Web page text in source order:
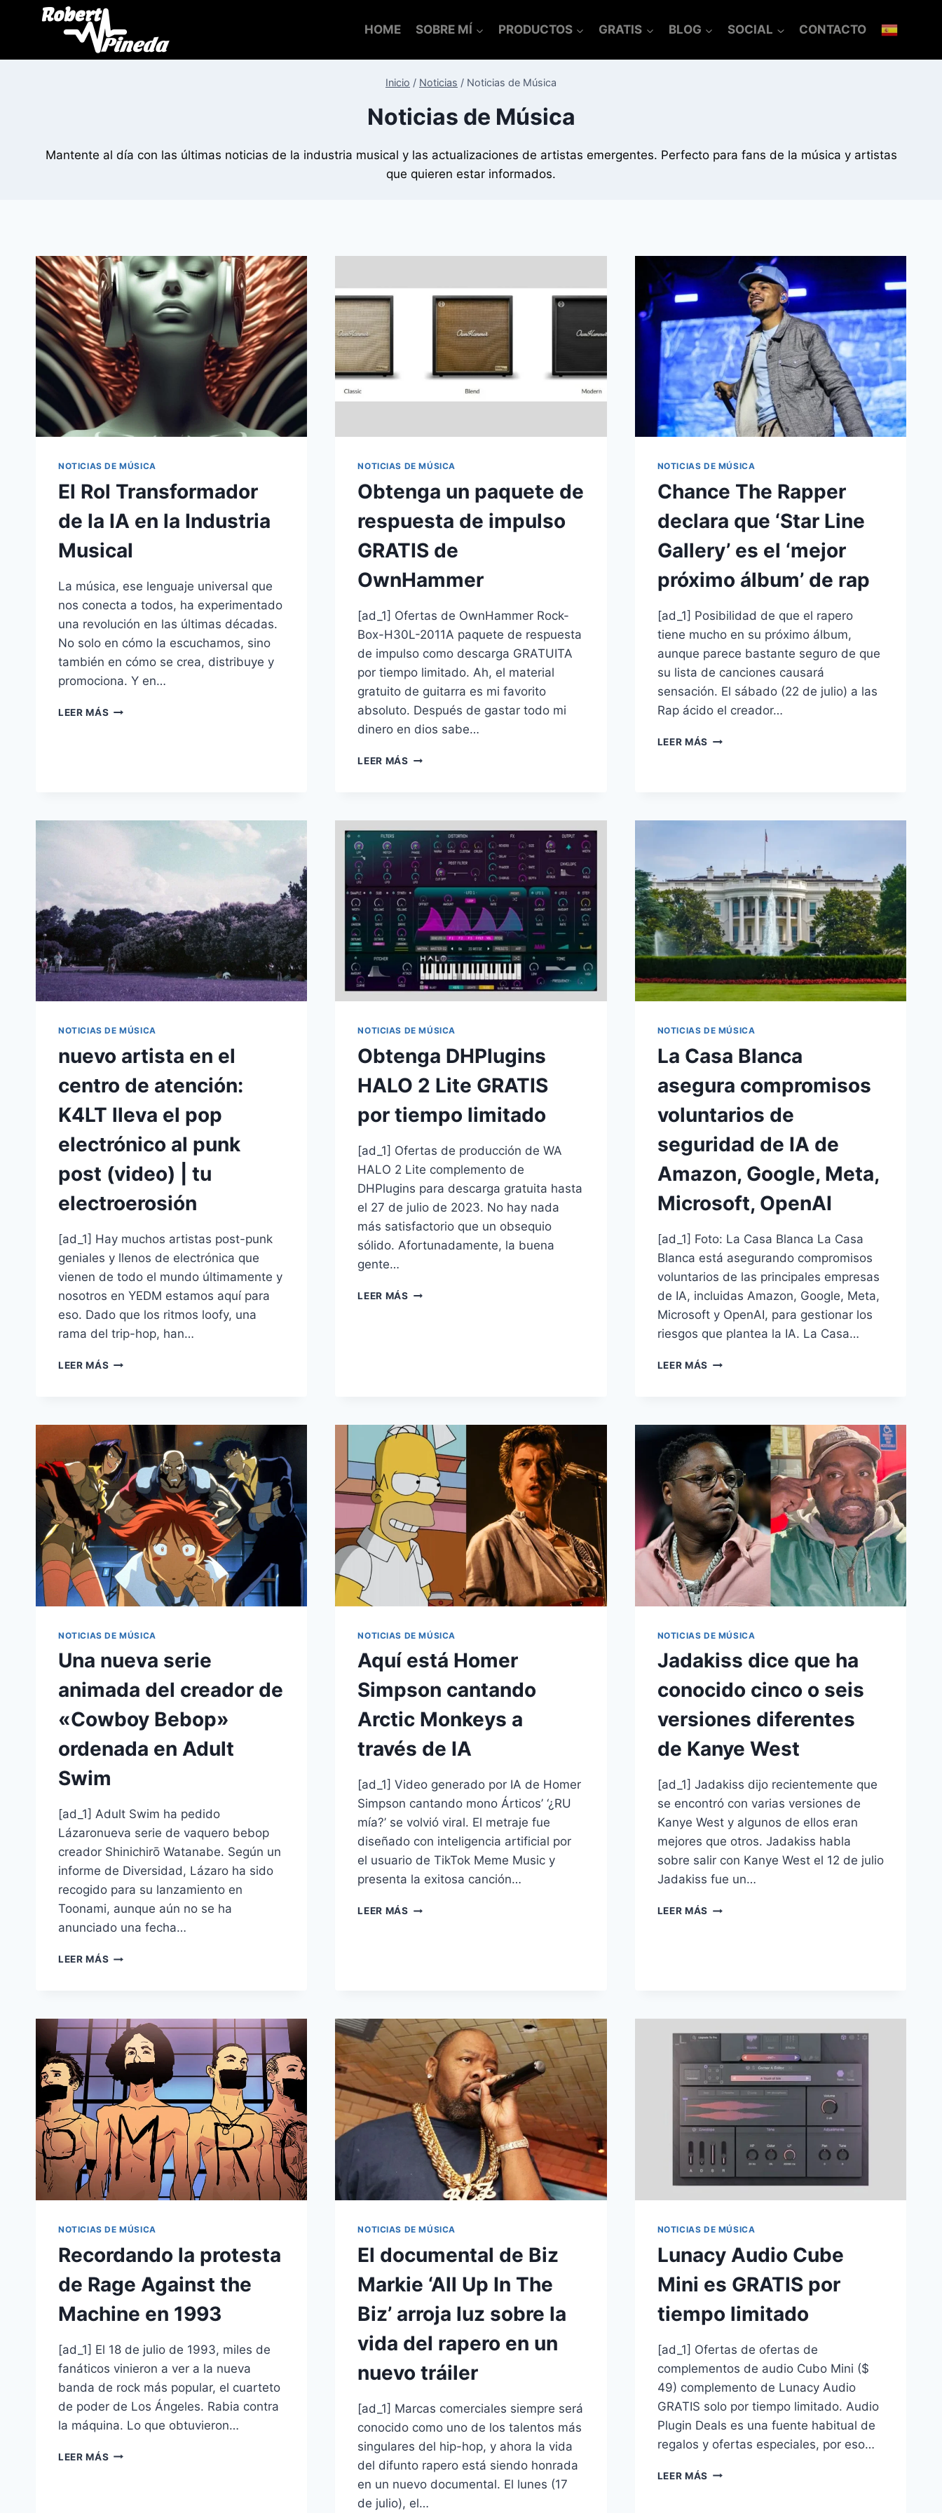
HOME SOBRE MÍ PRODUCTOS GRATIS BLOG SOCIAL CONTACTO
Inicio / Noticias / Noticias de Música
Noticias de Música
Mantente al día con las últimas noticias de la industria musical y las actualizaciones de artistas emergentes. Perfecto para fans de la música y artistas
que quieren estar informados.
NOTICIAS DE MÚSICA
El Rol Transformador
de la IA en la Industria
Musical
La música, ese lenguaje universal que
nos conecta a todos, ha experimentado
una revolución en las últimas décadas.
No solo en cómo la escuchamos, sino
también en cómo se crea, distribuye y
promociona. Y en…
LEER MÁS
NOTICIAS DE MÚSICA
Obtenga un paquete de
respuesta de impulso
GRATIS de
OwnHammer
[ad_1] Ofertas de OwnHammer Rock-
Box-H30L-2011A paquete de respuesta
de impulso como descarga GRATUITA
por tiempo limitado. Ah, el material
gratuito de guitarra es mi favorito
absoluto. Después de gastar todo mi
dinero en dios sabe…
LEER MÁS
NOTICIAS DE MÚSICA
Chance The Rapper
declara que ‘Star Line
Gallery’ es el ‘mejor
próximo álbum’ de rap
[ad_1] Posibilidad de que el rapero
tiene mucho en su próximo álbum,
aunque parece bastante seguro de que
su lista de canciones causará
sensación. El sábado (22 de julio) a las
Rap ácido el creador…
LEER MÁS
NOTICIAS DE MÚSICA
nuevo artista en el
centro de atención:
K4LT lleva el pop
electrónico al punk
post (video) | tu
electroerosión
[ad_1] Hay muchos artistas post-punk
geniales y llenos de electrónica que
vienen de todo el mundo últimamente y
nosotros en YEDM estamos aquí para
eso. Dado que los ritmos loofy, una
rama del trip-hop, han…
LEER MÁS
NOTICIAS DE MÚSICA
Obtenga DHPlugins
HALO 2 Lite GRATIS
por tiempo limitado
[ad_1] Ofertas de producción de WA
HALO 2 Lite complemento de
DHPlugins para descarga gratuita hasta
el 27 de julio de 2023. No hay nada
más satisfactorio que un obsequio
sólido. Afortunadamente, la buena
gente…
LEER MÁS
NOTICIAS DE MÚSICA
La Casa Blanca
asegura compromisos
voluntarios de
seguridad de IA de
Amazon, Google, Meta,
Microsoft, OpenAI
[ad_1] Foto: La Casa Blanca La Casa
Blanca está asegurando compromisos
voluntarios de las principales empresas
de IA, incluidas Amazon, Google, Meta,
Microsoft y OpenAI, para gestionar los
riesgos que plantea la IA. La Casa…
LEER MÁS
NOTICIAS DE MÚSICA
Una nueva serie
animada del creador de
«Cowboy Bebop»
ordenada en Adult
Swim
[ad_1] Adult Swim ha pedido
Lázaronueva serie de vaquero bebop
creador Shinichirō Watanabe. Según un
informe de Diversidad, Lázaro ha sido
recogido para su lanzamiento en
Toonami, aunque aún no se ha
anunciado una fecha…
LEER MÁS
NOTICIAS DE MÚSICA
Aquí está Homer
Simpson cantando
Arctic Monkeys a
través de IA
[ad_1] Video generado por IA de Homer
Simpson cantando mono Árticos’ ‘¿RU
mía?’ se volvió viral. El metraje fue
diseñado con inteligencia artificial por
el usuario de TikTok Meme Music y
presenta la exitosa canción…
LEER MÁS
NOTICIAS DE MÚSICA
Jadakiss dice que ha
conocido cinco o seis
versiones diferentes
de Kanye West
[ad_1] Jadakiss dijo recientemente que
se encontró con varias versiones de
Kanye West y algunos de ellos eran
mejores que otros. Jadakiss habla
sobre salir con Kanye West el 12 de julio
Jadakiss fue un…
LEER MÁS
NOTICIAS DE MÚSICA
Recordando la protesta
de Rage Against the
Machine en 1993
[ad_1] El 18 de julio de 1993, miles de
fanáticos vinieron a ver a la nueva
banda de rock más popular, el cuarteto
de poder de Los Ángeles. Rabia contra
la máquina. Lo que obtuvieron…
LEER MÁS
NOTICIAS DE MÚSICA
El documental de Biz
Markie ‘All Up In The
Biz’ arroja luz sobre la
vida del rapero en un
nuevo tráiler
[ad_1] Marcas comerciales siempre será
conocido como uno de los talentos más
singulares del hip-hop, y ahora la vida
del difunto rapero está siendo honrada
en un nuevo documental. El lunes (17
de julio), el…
NOTICIAS DE MÚSICA
Lunacy Audio Cube
Mini es GRATIS por
tiempo limitado
[ad_1] Ofertas de ofertas de
complementos de audio Cubo Mini ($
49) complemento de Lunacy Audio
GRATIS solo por tiempo limitado. Audio
Plugin Deals es una fuente habitual de
regalos y ofertas especiales, por eso…
LEER MÁS